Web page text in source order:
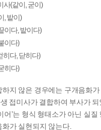
사(같이, 굳이)
, 밭이)
이다, 밭이다)
이다)
히다, 닫히다)
히다)
지 않은 경우에는 구개음화가
생 접미사가 결합하여 부사가
어’는 형식 형태소가 아닌 실
화가 실현되지 않는다.